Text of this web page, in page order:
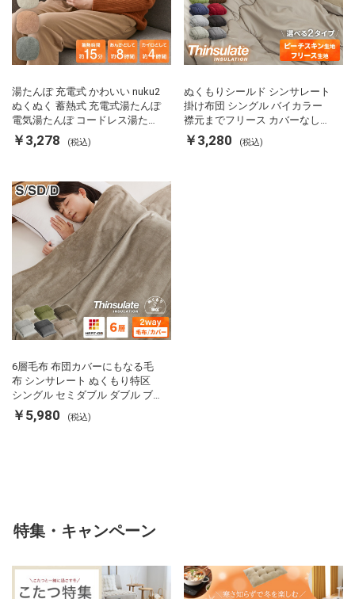
湯たんぽ 充電式 かわいい nuku2
ぬくぬく 蓄熱式 充電式湯たんぽ
電気湯たんぽ コードレス湯たん
ぽ エコ 節電 節約 省エネ 充電式
エコ電気あんか EWT-2143 スリ
￥3,278 (税込)
ぬくもりシールド シンサレート
掛け布団 シングル バイカラー
襟元までフリース カバーなしで
使える 軽い 丸洗い 断熱 保温 抗
菌防臭 洗える 防ダニ 軽量 ホコ
￥3,280 (税込)
6層毛布 布団カバーにもなる毛
布 シンサレート ぬくもり特区
シングル セミダブル ダブル ブ
ランケット 掛け布団カバー フラ
ンネル 保温 蓄熱 吸湿 発熱 断熱
￥5,980 (税込)
特集・キャンペーン